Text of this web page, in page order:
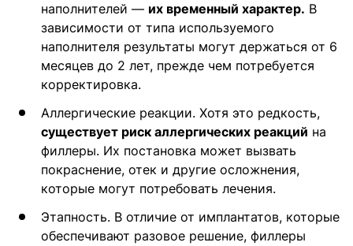
наполнителей — их временный характер. В
зависимости от типа используемого
наполнителя результаты могут держаться от 6
месяцев до 2 лет, прежде чем потребуется
корректировка.
Аллергические реакции. Хотя это редкость,
существует риск аллергических реакций на
филлеры. Их постановка может вызвать
покраснение, отек и другие осложнения,
которые могут потребовать лечения.
Этапность. В отличие от имплантатов, которые
обеспечивают разовое решение, филлеры